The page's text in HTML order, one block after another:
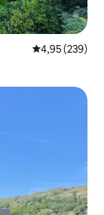
Gemiddelde
4,95 (239)